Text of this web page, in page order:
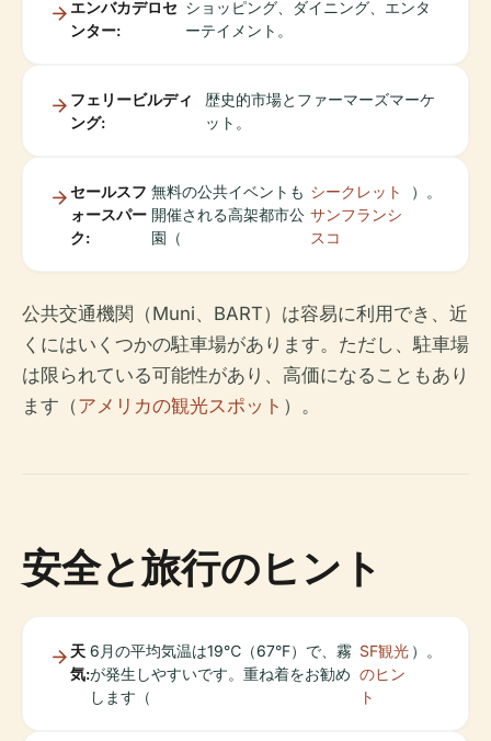
エンバカデロセ
ンター:
ショッピング、ダイニング、エンタ
ーテイメント。
フェリービルディ
ング:
歴史的市場とファーマーズマーケ
ット。
セールスフ
ォースパー
ク:
無料の公共イベントも
開催される高架都市公
園（
シークレット
サンフランシ
スコ
）。
公共交通機関（Muni、BART）は容易に利用でき、近
くにはいくつかの駐車場があります。ただし、駐車場
は限られている可能性があり、高価になることもあり
ます（アメリカの観光スポット ）。
安全と旅行のヒント
天
気:
6月の平均気温は19℃（67°F）で、霧
が発生しやすいです。重ね着をお勧め
します（
SF観光
のヒン
ト
）。